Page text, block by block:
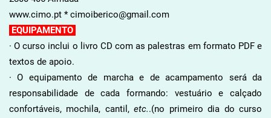
www.cimo.pt * cimoiberico@gmail.com
EQUIPAMENTO
· O curso inclui o livro CD com as palestras em formato PDF e
textos de apoio.
· O equipamento de marcha e de acampamento será da
responsabilidade de cada formando: vestuário e calçado
confortáveis, mochila, cantil,etc..(no primeiro dia do curso